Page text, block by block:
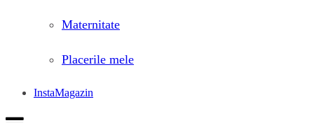
Maternitate
Placerile mele
InstaMagazin